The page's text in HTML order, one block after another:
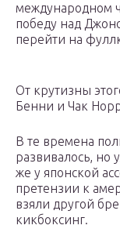
международном
победу над
перейти на
От крутизны
Бенни и Чак
В те времена
развивалось, но
же у японской
претензии к
взяли другой
кикбоксинг.